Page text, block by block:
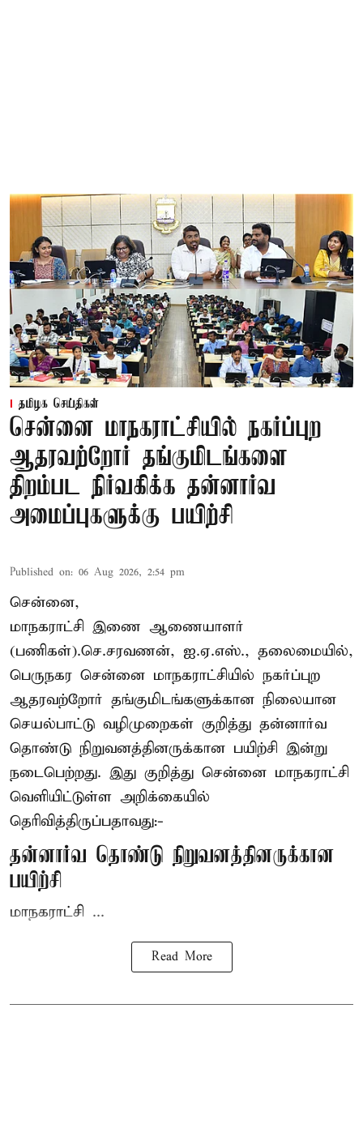
தமிழக செய்திகள்
சென்னை மாநகராட்சியில் நகர்ப்புற
ஆதரவற்றோர் தங்குமிடங்களை
திறம்பட நிர்வகிக்க தன்னார்வ
அமைப்புகளுக்கு பயிற்சி
Published on: 06 Aug 2026, 2:54 pm
சென்னை,
மாநகராட்சி இணை ஆணையாளர்
(பணிகள்).செ.சரவணன், ஐ.ஏ.எஸ்., தலைமையில்,
பெருநகர சென்னை மாநகராட்சியில் நகர்ப்புற
ஆதரவற்றோர் தங்குமிடங்களுக்கான நிலையான
செயல்பாட்டு வழிமுறைகள் குறித்து தன்னார்வ
தொண்டு நிறுவனத்தினருக்கான பயிற்சி இன்று
நடைபெற்றது. இது குறித்து சென்னை மாநகராட்சி
வெளியிட்டுள்ள அறிக்கையில்
தெரிவித்திருப்பதாவது:-
தன்னார்வ தொண்டு நிறுவனத்தினருக்கான
பயிற்சி
மாநகராட்சி ...
Read More